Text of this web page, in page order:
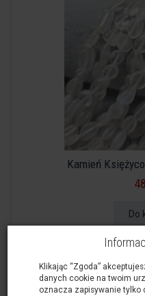
Kamień
Do
Klikając “Zgoda”
danych cookie na twoim
oznacza zapisywanie tylko